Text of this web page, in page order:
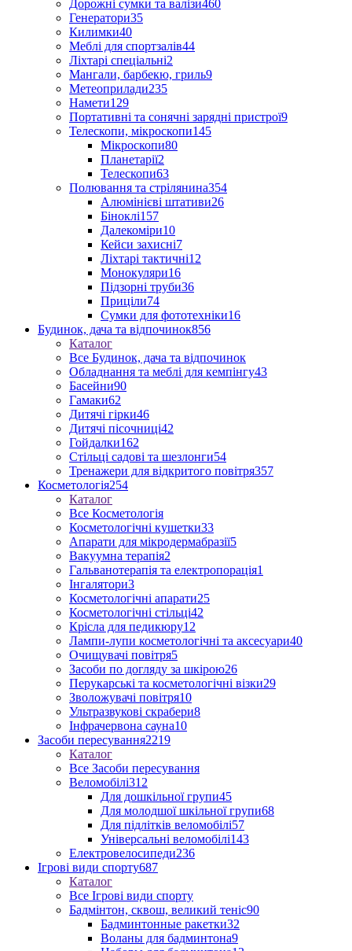
Дорожні сумки та валізи460
Генератори35
Килимки40
Меблі для спортзалів44
Ліхтарі спеціальні2
Мангали, барбекю, гриль9
Метеоприлади235
Намети129
Портативні та сонячні зарядні пристрої9
Телескопи, мікроскопи145
Мікроскопи80
Планетарії2
Телескопи63
Полювання та стрілянина354
Алюмінієві штативи26
Біноклі157
Далекоміри10
Кейси захисні7
Ліхтарі тактичні12
Монокуляри16
Підзорні труби36
Приціли74
Сумки для фототехніки16
Будинок, дача та відпочинок856
Каталог
Все Будинок, дача та відпочинок
Обладнання та меблі для кемпінгу43
Басейни90
Гамаки62
Дитячі гірки46
Дитячі пісочниці42
Гойдалки162
Стільці садові та шезлонги54
Тренажери для відкритого повітря357
Косметологія254
Каталог
Все Косметологія
Косметологічні кушетки33
Апарати для мікродермабразії5
Вакуумна терапія2
Гальванотерапія та електропорація1
Інгалятори3
Косметологічні апарати25
Косметологічні стільці42
Крісла для педикюру12
Лампи-лупи косметологічні та аксесуари40
Очищувачі повітря5
Засоби по догляду за шкірою26
Перукарські та косметологічні візки29
Зволожувачі повітря10
Ультразвукові скрабери8
Інфрачервона сауна10
Засоби пересування2219
Каталог
Все Засоби пересування
Веломобілі312
Для дошкільної групи45
Для молодшої шкільної групи68
Для підлітків веломобілі57
Універсальні веломобілі143
Електровелосипеди236
Ігрові види спорту687
Каталог
Все Ігрові види спорту
Бадмінтон, сквош, великий теніс90
Бадминтонные ракетки32
Воланы для бадминтона9